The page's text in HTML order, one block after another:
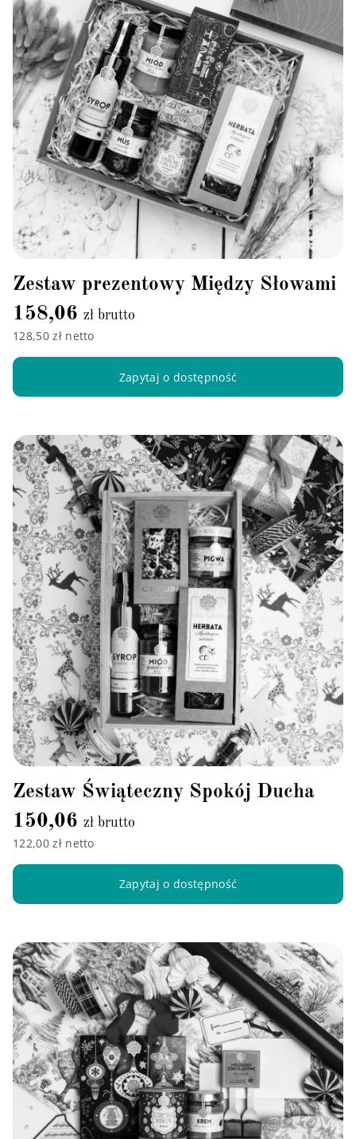
Zestaw prezentowy Między Słowami
158,06 zł brutto
128,50 zł netto
Zapytaj o dostępność
Zestaw Świąteczny Spokój Ducha
150,06 zł brutto
122,00 zł netto
Zapytaj o dostępność